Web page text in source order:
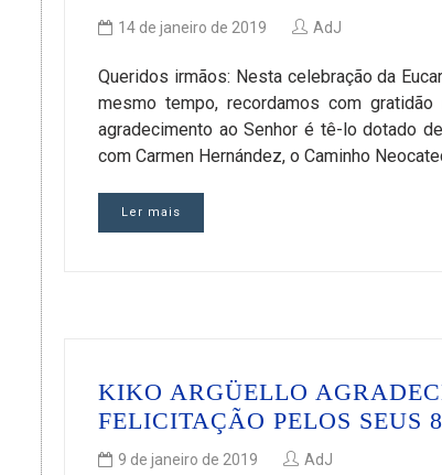
14 de janeiro de 2019 AdJ
Queridos irmãos: Nesta celebração da
mesmo tempo, recordamos com
agradecimento ao Senhor é tê-lo dotado
com Carmen Hernández, o Caminho
Ler mais
KIKO ARGÜELLO
FELICITAÇÃO PELOS SEUS
9 de janeiro de 2019 AdJ